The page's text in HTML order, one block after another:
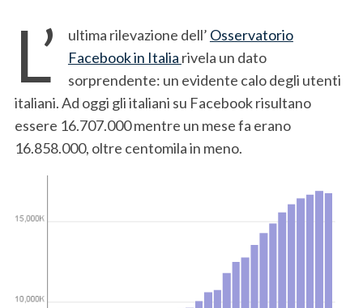
L’ ultima rilevazione dell’ Osservatorio
Facebook in Italia rivela un dato
sorprendente: un evidente calo degli utenti
italiani. Ad oggi gli italiani su Facebook risultano
essere 16.707.000 mentre un mese fa erano
16.858.000, oltre centomila in meno.